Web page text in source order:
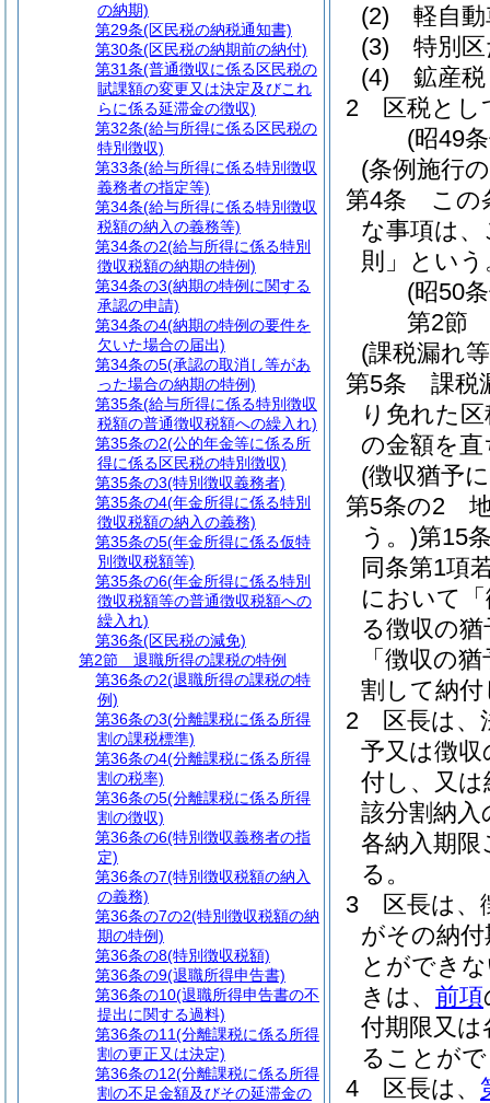
(2)
軽自
(3)
特別
(4)
鉱産税
2
区税と
(昭49
(条例施行
第4条
この
な事項は
則」という
(昭50
第2節
(課税漏れ
第5条
課税
り免れた
の金額を
(徴収猶予
第5条の2
う。)第15
同条第1項
において
る徴収の
「徴収の
割して納
2
区長は、
予又は徴
付し、又
該分割納入
各納入期
る。
3
区長は、
がその納
とができ
きは、 前項
付期限又
ることが
4
区長は、
の納期)
第29条(区民税の納税通知書)
第30条(区民税の納期前の納付)
第31条(普通徴収に係る区民税の
賦課額の変更又は決定及びこれ
らに係る延滞金の徴収)
第32条(給与所得に係る区民税の
特別徴収)
第33条(給与所得に係る特別徴収
義務者の指定等)
第34条(給与所得に係る特別徴収
税額の納入の義務等)
第34条の2(給与所得に係る特別
徴収税額の納期の特例)
第34条の3(納期の特例に関する
承認の申請)
第34条の4(納期の特例の要件を
欠いた場合の届出)
第34条の5(承認の取消し等があ
った場合の納期の特例)
第35条(給与所得に係る特別徴収
税額の普通徴収税額への繰入れ)
第35条の2(公的年金等に係る所
得に係る区民税の特別徴収)
第35条の3(特別徴収義務者)
第35条の4(年金所得に係る特別
徴収税額の納入の義務)
第35条の5(年金所得に係る仮特
別徴収税額等)
第35条の6(年金所得に係る特別
徴収税額等の普通徴収税額への
繰入れ)
第36条(区民税の減免)
第2節
退職所得の課税の特例
第36条の2(退職所得の課税の特
例)
第36条の3(分離課税に係る所得
割の課税標準)
第36条の4(分離課税に係る所得
割の税率)
第36条の5(分離課税に係る所得
割の徴収)
第36条の6(特別徴収義務者の指
定)
第36条の7(特別徴収税額の納入
の義務)
第36条の7の2(特別徴収税額の納
期の特例)
第36条の8(特別徴収税額)
第36条の9(退職所得申告書)
第36条の10(退職所得申告書の不
提出に関する過料)
第36条の11(分離課税に係る所得
割の更正又は決定)
第36条の12(分離課税に係る所得
割の不足金額及びその延滞金の